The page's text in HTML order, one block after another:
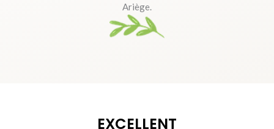
Ariège.
EXCELLENT